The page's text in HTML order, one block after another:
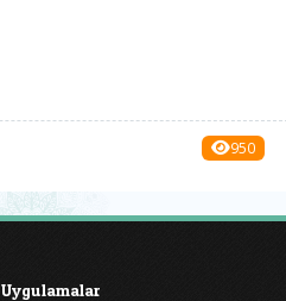
950
Uygulamalar